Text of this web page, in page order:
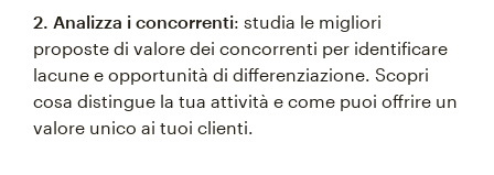
2. Analizza i concorrenti: studia le migliori
proposte di valore dei concorrenti per identificare
lacune e opportunità di differenziazione. Scopri
cosa distingue la tua attività e come puoi offrire un
valore unico ai tuoi clienti.